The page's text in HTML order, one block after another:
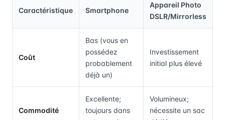
Caractéristique Smartphone
Appareil Photo
DSLR/Mirrorless
Coût
Bas (vous en
possédez
probablement
déjà un)
Investissement
initial plus élevé
Commodité
Excellente;
toujours dans
Volumineux;
nécessite un sac